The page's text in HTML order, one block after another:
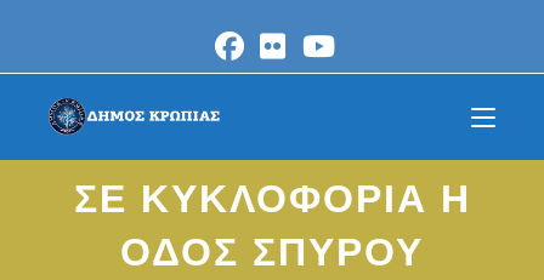
content
ΣΕ ΚΥΚΛΟΦΟΡΙΑ Η
ΟΔΟΣ ΣΠΥΡΟΥ